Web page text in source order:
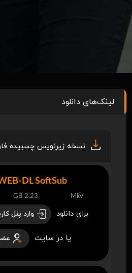
لینک‌های دانلود
نسخه زیرنویس چسبیده
برای دانلود وارد پنل
یا در سایت
DL SoftSub
2.23 GB Mkv